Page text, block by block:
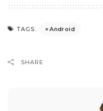
TAGS: Android
SHARE